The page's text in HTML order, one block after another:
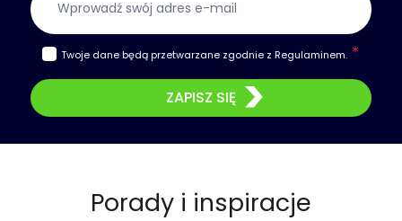
Twoje dane będą przetwarzane zgodnie z Regulaminem.
ZAPISZ SIĘ
Porady i inspiracje